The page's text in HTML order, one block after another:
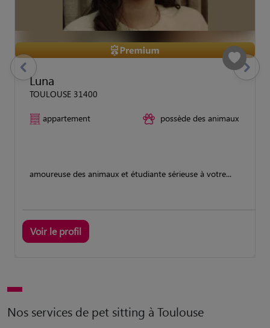
Luna
TOULOUSE 31400
appartement possède des animaux
amoureuse des animaux et étudiante sérieuse à votre...
Voir le profil
previous Suivant
Nos services de pet sitting à Toulouse